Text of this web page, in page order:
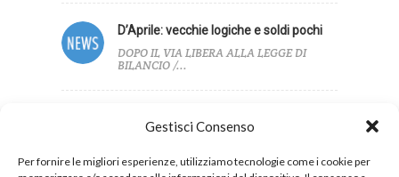
Gestisci Consenso
Per fornire le migliori esperienze, utilizziamo tecnologie come i cookie per
D’Aprile: vecchie logiche e soldi pochi
DOPO IL VIA LIBERA ALLA LEGGE DI
BILANCIO /...
2021/2023